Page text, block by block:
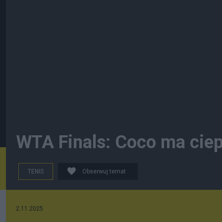
WTA Finals: Coco ma
TENIS Obserwuj temat
2.11.2025